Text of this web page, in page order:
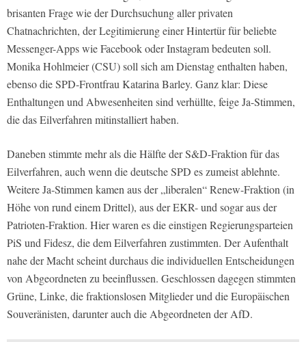
brisanten Frage wie der Durchsuchung aller privaten
Chatnachrichten, der Legitimierung einer Hintertür für beliebte
Messenger-Apps wie Facebook oder Instagram bedeuten soll.
Monika Hohlmeier (CSU) soll sich am Dienstag enthalten haben,
ebenso die SPD-Frontfrau Katarina Barley. Ganz klar: Diese
Enthaltungen und Abwesenheiten sind verhüllte, feige Ja-Stimmen,
die das Eilverfahren mitinstalliert haben.
Daneben stimmte mehr als die Hälfte der S&D-Fraktion für das
Eilverfahren, auch wenn die deutsche SPD es zumeist ablehnte.
Weitere Ja-Stimmen kamen aus der „liberalen“ Renew-Fraktion (in
Höhe von rund einem Drittel), aus der EKR- und sogar aus der
Patrioten-Fraktion. Hier waren es die einstigen Regierungsparteien
PiS und Fidesz, die dem Eilverfahren zustimmten. Der Aufenthalt
nahe der Macht scheint durchaus die individuellen Entscheidungen
von Abgeordneten zu beeinflussen. Geschlossen dagegen stimmten
Grüne, Linke, die fraktionslosen Mitglieder und die Europäischen
Souveränisten, darunter auch die Abgeordneten der AfD.